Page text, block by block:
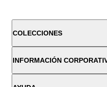
COLECCIONES
INFORMACIÓN